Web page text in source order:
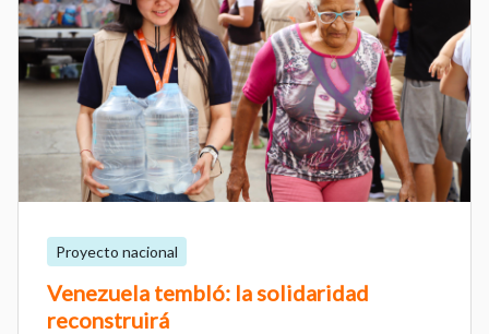
Proyecto nacional
Venezuela tembló: la solidaridad
reconstruirá